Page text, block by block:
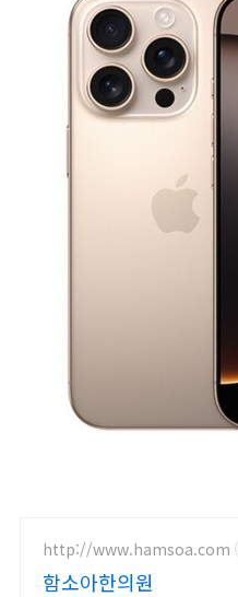
http://www.hamsoa.com
함소아한의원